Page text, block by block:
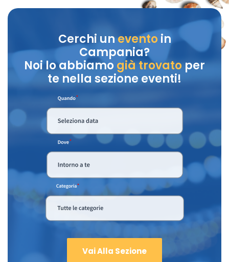
Cerchi unevento in
Campania?
Noi lo abbiamo già trovatoper
te nella sezione eventi!
Vai Alla Sezione